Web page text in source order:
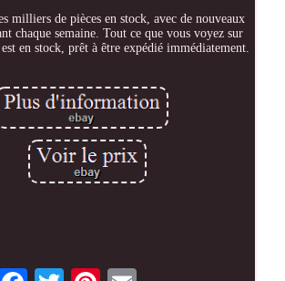
milliers de pièces en stock, avec de nouveaux
chaque semaine. Tout ce que vous voyez sur
en stock, prêt à être expédié immédiatement.